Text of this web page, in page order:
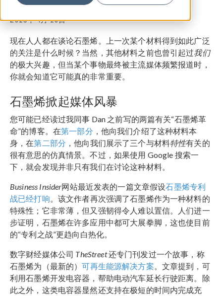
作者Fanny Griesmer
2013年 4月 10日
现在人人都在谈论石墨烯。上一次某个材料得到如此广泛
的关注是什么时候？当然，其他材料之前也曾引起过我们
的极大兴趣，但当某个事物最终被主流媒体频繁报道时，
你就会知道它可能真的非常重要。
石墨烯掀起媒体风暴
您可能已经读过我同事 Dan 之前写的两篇有关“石墨烯革
命”的博客。在第一部分 ，他向我们介绍了这种材料本
身，在第二部分 ，他向我们展示了三个与材料特性有关的
很有意思的仿真情景。不过，如果使用 Google 搜索一
下，就会发现并非只有我们在讨论这种材料。
Business Insider网站最近发表的一篇文章假设石墨烯专利
战已经打响 。该文作者再次强调了石墨烯作为一种材料的
特殊性；它非常薄，但又强韧得令人难以置信。人们进一
步证明，石墨烯在许多应用中都可大展拳脚，这也使目前
的“专利之战”更趋向白热化。
数字财经媒体公司 TheStreet还专门刊发过一个故事，称
石墨烯为（最新的）可再生能源解决方案 。文章提到，可
利用石墨烯开发电容器，帮助电动汽车延长行驶距离。除
此之外，这类电容器显然还支持在极短的时间内完成充